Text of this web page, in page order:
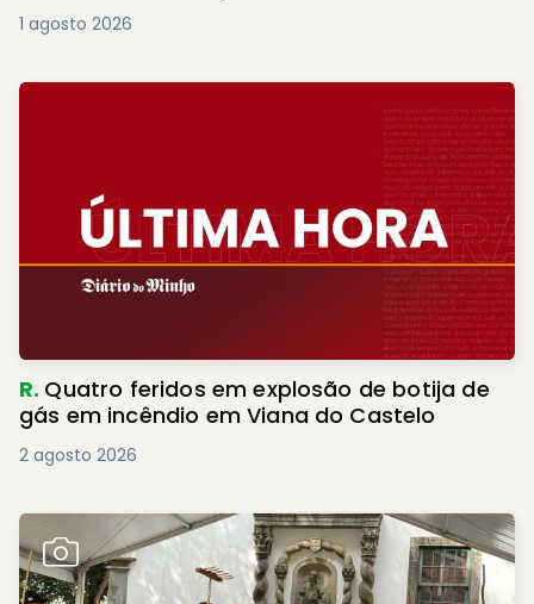
1 agosto 2026
R. Quatro feridos em explosão de botija de
gás em incêndio em Viana do Castelo
2 agosto 2026